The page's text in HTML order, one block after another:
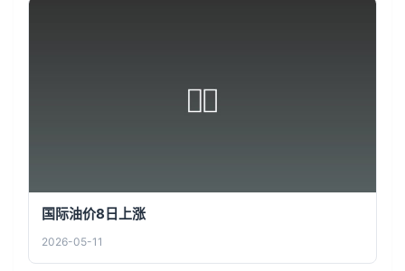
国际油价8日上涨
2026-05-11